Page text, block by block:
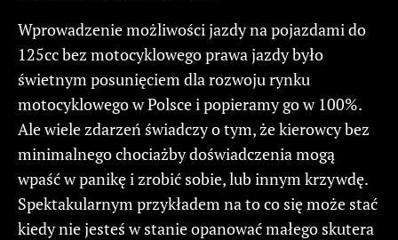
Wprowadzenie możliwości jazdy na pojazdami do
125cc bez motocyklowego prawa jazdy było
świetnym posunięciem dla rozwoju rynku
motocyklowego w Polsce i popieramy go w 100%.
Ale wiele zdarzeń świadczy o tym, że kierowcy bez
minimalnego chociażby doświadczenia mogą
wpaść w panikę i zrobić sobie, lub innym krzywdę.
Spektakularnym przykładem na to co się może stać
kiedy nie jesteś w stanie opanować małego skutera